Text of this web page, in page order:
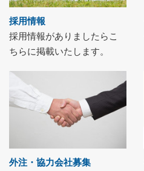
採用情報
採用情報がありましたらこ
ちらに掲載いたします。
外注・協力会社募集